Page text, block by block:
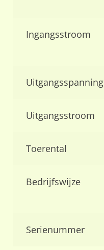
Ingangsstroom
Uitgangsspanning
Uitgangsstroom
Toerental
Bedrijfswijze
Serienummer